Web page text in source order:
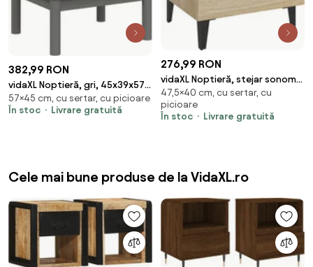
382,99 RON
vidaXL Noptieră, gri, 45x39x57
cm, lemn masiv de pin
57×45 cm, cu sertar, cu picioare
În stoc
Livrare gratuită
276,99 RON
vidaXL Noptieră, stejar sonoma,
40x35x47,5 cm
47,5×40 cm, cu sertar, cu
picioare
În stoc
Livrare gratuită
Cele mai bune produse de la VidaXL.ro